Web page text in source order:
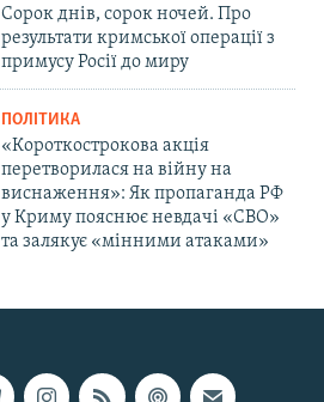
Сорок днів, сорок ночей. Про
результати кримської операції з
примусу Росії до миру
ПОЛІТИКА
«Короткострокова акція
перетворилася на війну на
виснаження»: Як пропаганда РФ
у Криму пояснює невдачі «СВО»
та залякує «мінними атаками»